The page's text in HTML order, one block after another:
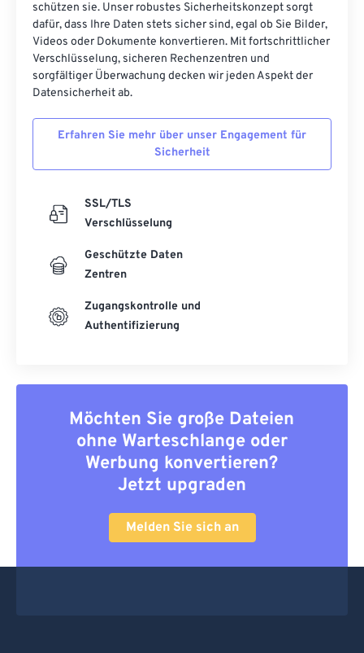
schützen sie. Unser robustes Sicherheitskonzept sorgt
dafür, dass Ihre Daten stets sicher sind, egal ob Sie Bilder,
Videos oder Dokumente konvertieren. Mit fortschrittlicher
Verschlüsselung, sicheren Rechenzentren und
sorgfältiger Überwachung decken wir jeden Aspekt der
Datensicherheit ab.
Erfahren Sie mehr über unser Engagement für
Sicherheit
SSL/TLS
Verschlüsselung
Geschützte Daten
Zentren
Zugangskontrolle und
Authentifizierung
Möchten Sie große Dateien
ohne Warteschlange oder
Werbung konvertieren?
Jetzt upgraden
Melden Sie sich an